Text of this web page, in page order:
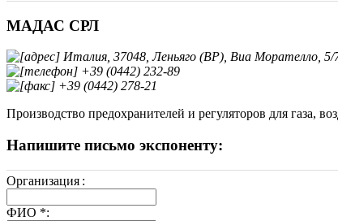
МАДАС СРЛ
Италия, 37048, Леньяго (ВР), Виа Морателло, 5/
+39 (0442) 232-89
+39 (0442) 278-21
Производство предохранителей и регуляторов для газа,
Напишите письмо экспоненту:
Организация :
ФИО *: